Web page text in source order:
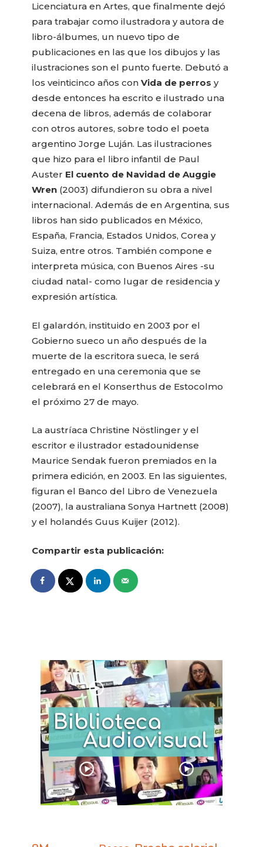
Licenciatura en Artes, que finalmente dejó
para trabajar como ilustradora y autora de
libro-álbumes, un nuevo tipo de
publicaciones en las que los dibujos y las
ilustraciones son el punto fuerte. Debutó a
los veinticinco años conVida de perros y
desde entonces ha escrito e ilustrado una
decena de libros, además de colaborar
con otros autores, sobre todo el poeta
argentino Jorge Luján. Las ilustraciones
que hizo para el libro infantil de Paul
Auster El cuento de Navidad de Auggie
Wren (2003) difundieron su obra a nivel
internacional. Además de en Argentina, sus
libros han sido publicados en México,
España, Francia, Estados Unidos, Corea y
Suiza, entre otros. También compone e
interpreta música, con Buenos Aires -su
ciudad natal- como lugar de residencia y
expresión artística.
El galardón, instituido en 2003 por el
Gobierno sueco un año después de la
muerte de la escritora sueca, le será
entregado en una ceremonia que se
celebrará en el Konserthus de Estocolmo
el próximo 27 de mayo.
La austríaca Christine Nöstlinger y el
escritor e ilustrador estadounidense
Maurice Sendak fueron premiados en la
primera edición, en 2003. En las siguientes,
figuran el Banco del Libro de Venezuela
(2007), la australiana Sonya Hartnett (2008)
y el holandés Guus Kuijer (2012).
Compartir esta publicación: